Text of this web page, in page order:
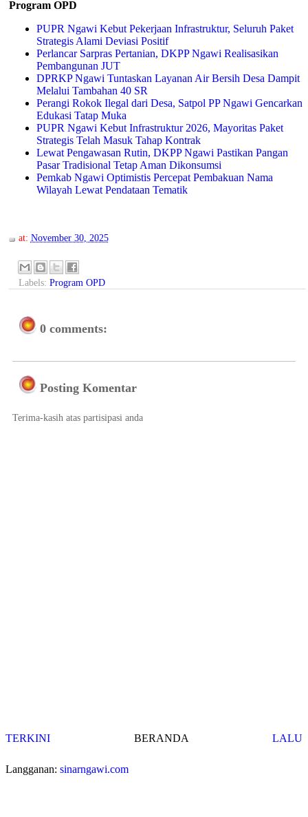
Program OPD
PUPR Ngawi Kebut Pekerjaan Infrastruktur, Seluruh Paket
Strategis Alami Deviasi Positif
Perlancar Sarpras Pertanian, DKPP Ngawi Realisasikan
Pembangunan JUT
DPRKP Ngawi Tuntaskan Layanan Air Bersih Desa Dampit
Melalui Tambahan 40 SR
Perangi Rokok Ilegal dari Desa, Satpol PP Ngawi Gencarkan
Edukasi Tatap Muka
PUPR Ngawi Kebut Infrastruktur 2026, Mayoritas Paket
Strategis Telah Masuk Tahap Kontrak
Lewat Pengawasan Rutin, DKPP Ngawi Pastikan Pangan
Pasar Tradisional Tetap Aman Dikonsumsi
Pemkab Ngawi Optimistis Percepat Pembakuan Nama
Wilayah Lewat Pendataan Tematik
at: November 30, 2025
Labels: Program OPD
0 comments:
Posting Komentar
Terima-kasih atas partisipasi anda
TERKINI LALU
BERANDA
Langganan: sinarngawi.com